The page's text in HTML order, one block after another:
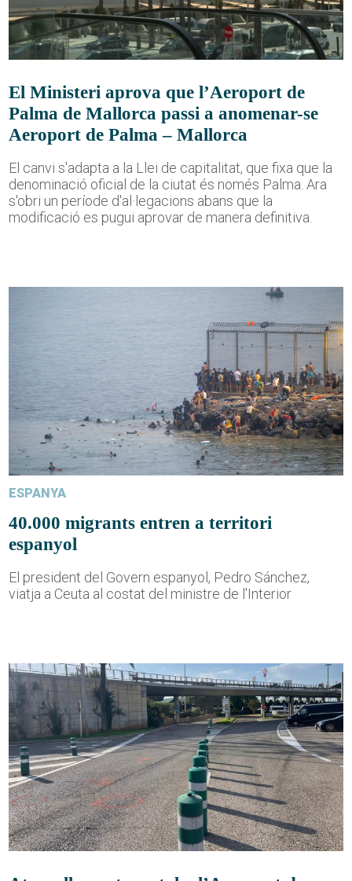
El Ministeri aprova que l’Aeroport de
Palma de Mallorca passi a anomenar-se
Aeroport de Palma – Mallorca
El canvi s'adapta a la Llei de capitalitat, que fixa que la
denominació oficial de la ciutat és només Palma. Ara
s'obri un període d'al·legacions abans que la
modificació es pugui aprovar de manera definitiva.
ESPANYA
40.000 migrants entren a territori
espanyol
El president del Govern espanyol, Pedro Sánchez,
viatja a Ceuta al costat del ministre de l'Interior